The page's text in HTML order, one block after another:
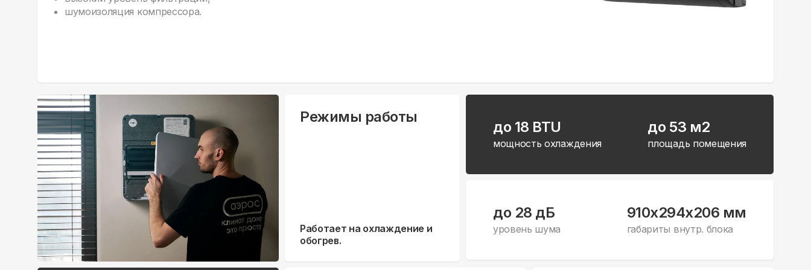
шумоизоляция компрессора.
Режимы работы
Работает на охлаждение и
обогрев.
до 18 BTU
мощность охлаждения
до 53 м2
площадь помещения
до 28 дБ
уровень шума
910x294x206 мм
габариты внутр. блока